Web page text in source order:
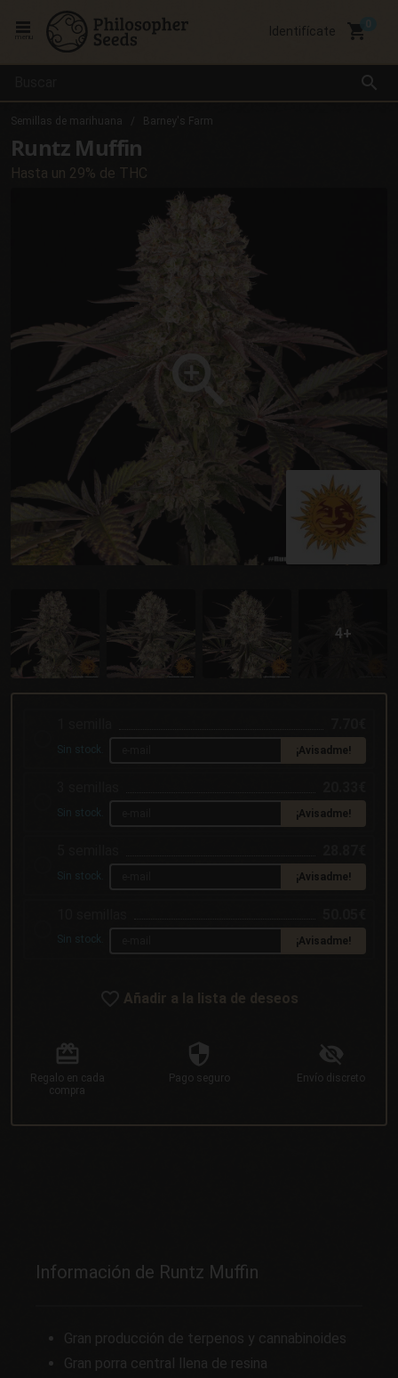
search
Identifícate local_grocery_store
Semillas de marihuana Barney's Farm
Runtz Muffin
Hasta un 29% de THC
Sin stock. ¡Avisadme!
Sin stock. ¡Avisadme!
Sin stock. ¡Avisadme!
Sin stock. ¡Avisadme!
Añadir a la lista de deseos
Regalo en cada
compra
Pago seguro Envío discreto
Información de Runtz Muffin
Gran producción de terpenos y cannabinoides
Gran porra central llena de resina